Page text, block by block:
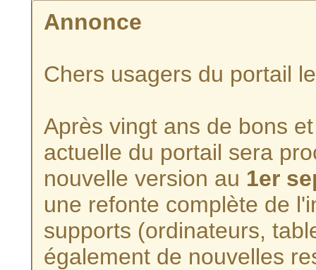
Annonce
Chers usagers du portail
Après vingt ans de bons
actuelle du portail sera
nouvelle version au 1er
une refonte complète de
supports (ordinateurs,
également de nouvelles